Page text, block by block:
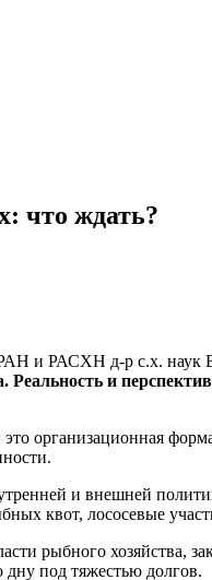
что ждать?
и РАСХН д-р с.х.
Реальность и
организационная
и внешней
квот, лососевые
рыбного хозяйства,
дну под тяжестью долгов.